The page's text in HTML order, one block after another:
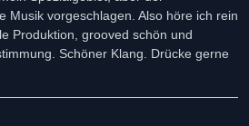
Musik vorgeschlagen. Also höre ich rein
Produktion, grooved schön und
Schöner Klang. Drücke gerne